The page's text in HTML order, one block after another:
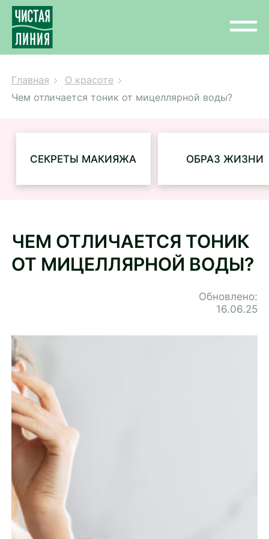
Главная
О красоте
Чем отличается тоник от мицеллярной воды?
СЕКРЕТЫ МАКИЯЖА ОБРАЗ ЖИЗНИ
ЧЕМ ОТЛИЧАЕТСЯ ТОНИК
ОТ МИЦЕЛЛЯРНОЙ ВОДЫ?
Обновлено:
16.06.25